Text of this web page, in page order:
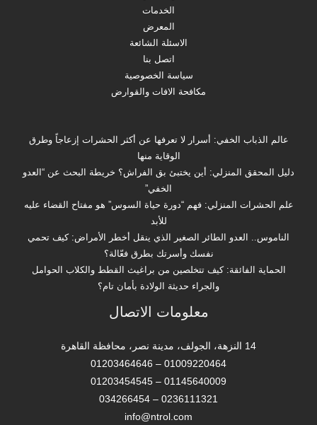
الخدمات
المعرض
الاسئلة الشائعة
اتصل بنا
سياسة الخصوصية
مكافحة الافات والقوارض
عالم الذباب الخفي: أسرار لا تعرفها عن أكثر الحشرات إزعاجاً وطرق
الوقاية منها
دليل المحقق المنزلي: أين يختبئ بق الفراش؟ خريطة البحث عن “العدو
الخفي”
علم الحشرات المنزلي: فهم “دورة حياة السوس” هو مفتاح القضاء عليه
للأبد
الناموس.. العدو الطائر الصغير الذي ينقل أخطر الأمراض: كيف تحمي
نفسك وأسرتك بطرق فعّالة؟
الحماية الفائقة: كيف تتخلصين من براغيث القطط والكلاب الحوامل
والجراء حديثة الولادة بأمان تام؟
معلومات الاتصال
14 النزهة، الجولف، مدينة نصر، محافظة القاهرة‬
01009220464 – 01203464646
01145640009 – 01203454545
0236111321 – 034266454
info@ntrol.com